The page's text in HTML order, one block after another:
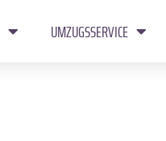
UMZUGSSERVICE